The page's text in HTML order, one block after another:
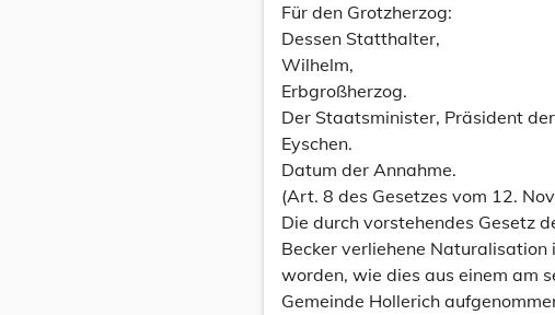
Für den Grotzherzog:
Dessen Statthalter,
Wilhelm,
Erbgroßherzog.
Der Staatsminister, Präsident
Eyschen.
Datum der Annahme.
(Art. 8 des Gesetzes vom 12.
Die durch vorstehendes Gesetz
Becker verliehene Naturalisation
worden, wie dies aus einem am
Gemeinde Hollerich